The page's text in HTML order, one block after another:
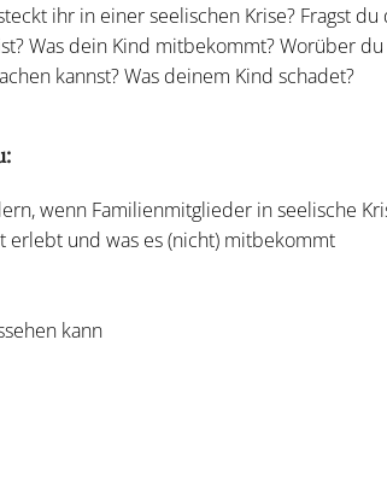
ihr in einer seelischen Krise? Fragst
Was dein Kind mitbekommt? Worüber
kannst? Was deinem Kind schadet?
wenn Familienmitglieder in seelische
erlebt und was es (nicht) mitbekommt
kann